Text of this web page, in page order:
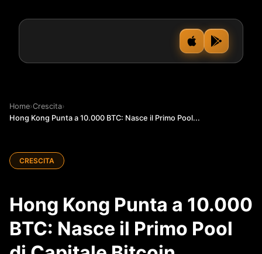
Home›Crescita›
Hong Kong Punta a 10.000 BTC: Nasce il Primo Pool...
CRESCITA
Hong Kong Punta a 10.000
BTC: Nasce il Primo Pool